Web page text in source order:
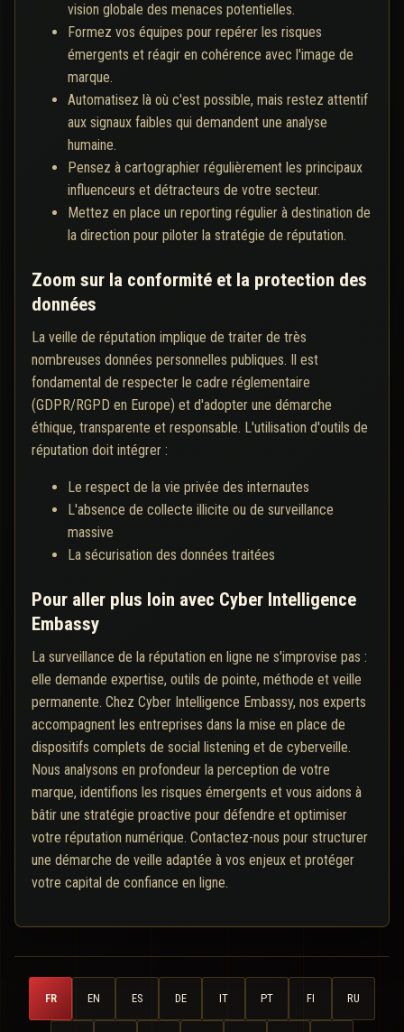
vision globale des menaces potentielles.
Formez vos équipes pour repérer les risques
émergents et réagir en cohérence avec l'image de
marque.
Automatisez là où c'est possible, mais restez attentif
aux signaux faibles qui demandent une analyse
humaine.
Pensez à cartographier régulièrement les principaux
influenceurs et détracteurs de votre secteur.
Mettez en place un reporting régulier à destination de
la direction pour piloter la stratégie de réputation.
Zoom sur la conformité et la protection des
données
La veille de réputation implique de traiter de très
nombreuses données personnelles publiques. Il est
fondamental de respecter le cadre réglementaire
(GDPR/RGPD en Europe) et d'adopter une démarche
éthique, transparente et responsable. L'utilisation d'outils de
réputation doit intégrer :
Le respect de la vie privée des internautes
L'absence de collecte illicite ou de surveillance
massive
La sécurisation des données traitées
Pour aller plus loin avec Cyber Intelligence
Embassy
La surveillance de la réputation en ligne ne s'improvise pas :
elle demande expertise, outils de pointe, méthode et veille
permanente. Chez Cyber Intelligence Embassy, nos experts
accompagnent les entreprises dans la mise en place de
dispositifs complets de social listening et de cyberveille.
Nous analysons en profondeur la perception de votre
marque, identifions les risques émergents et vous aidons à
bâtir une stratégie proactive pour défendre et optimiser
votre réputation numérique. Contactez-nous pour structurer
une démarche de veille adaptée à vos enjeux et protéger
votre capital de confiance en ligne.
FR EN ES DE IT PT FI RU